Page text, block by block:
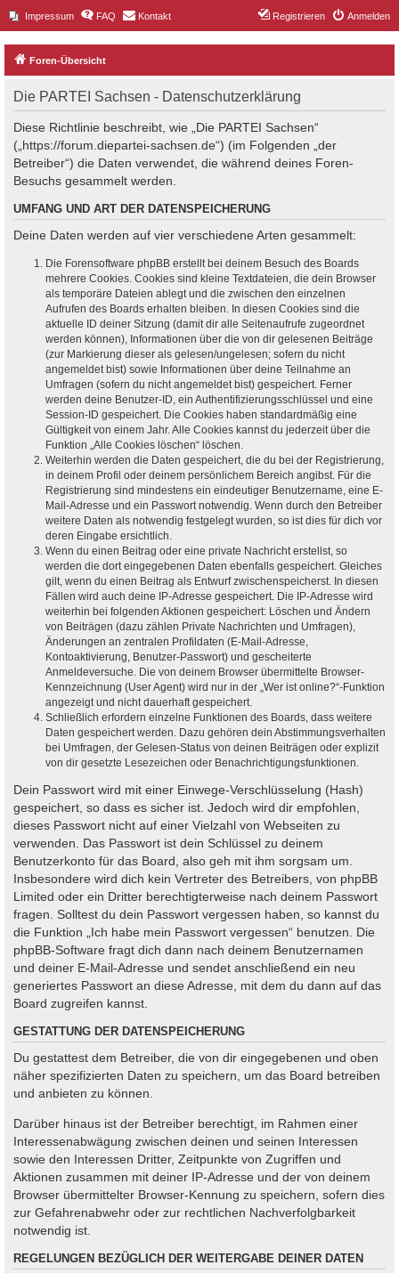
Impressum FAQ Kontakt Anmelden
Registrieren
Foren-Übersicht
Die PARTEI Sachsen - Datenschutzerklärung
Diese Richtlinie beschreibt, wie „Die PARTEI Sachsen“
(„https://forum.diepartei-sachsen.de“) (im Folgenden „der
Betreiber“) die Daten verwendet, die während deines Foren-
Besuchs gesammelt werden.
UMFANG UND ART DER DATENSPEICHERUNG
Deine Daten werden auf vier verschiedene Arten gesammelt:
Die Forensoftware phpBB erstellt bei deinem Besuch des Boards
mehrere Cookies. Cookies sind kleine Textdateien, die dein Browser
als temporäre Dateien ablegt und die zwischen den einzelnen
Aufrufen des Boards erhalten bleiben. In diesen Cookies sind die
aktuelle ID deiner Sitzung (damit dir alle Seitenaufrufe zugeordnet
werden können), Informationen über die von dir gelesenen Beiträge
(zur Markierung dieser als gelesen/ungelesen; sofern du nicht
angemeldet bist) sowie Informationen über deine Teilnahme an
Umfragen (sofern du nicht angemeldet bist) gespeichert. Ferner
werden deine Benutzer-ID, ein Authentifizierungsschlüssel und eine
Session-ID gespeichert. Die Cookies haben standardmäßig eine
Gültigkeit von einem Jahr. Alle Cookies kannst du jederzeit über die
Funktion „Alle Cookies löschen“ löschen.
Weiterhin werden die Daten gespeichert, die du bei der Registrierung,
in deinem Profil oder deinem persönlichem Bereich angibst. Für die
Registrierung sind mindestens ein eindeutiger Benutzername, eine E-
Mail-Adresse und ein Passwort notwendig. Wenn durch den Betreiber
weitere Daten als notwendig festgelegt wurden, so ist dies für dich vor
deren Eingabe ersichtlich.
Wenn du einen Beitrag oder eine private Nachricht erstellst, so
werden die dort eingegebenen Daten ebenfalls gespeichert. Gleiches
gilt, wenn du einen Beitrag als Entwurf zwischenspeicherst. In diesen
Fällen wird auch deine IP-Adresse gespeichert. Die IP-Adresse wird
weiterhin bei folgenden Aktionen gespeichert: Löschen und Ändern
von Beiträgen (dazu zählen Private Nachrichten und Umfragen),
Änderungen an zentralen Profildaten (E-Mail-Adresse,
Kontoaktivierung, Benutzer-Passwort) und gescheiterte
Anmeldeversuche. Die von deinem Browser übermittelte Browser-
Kennzeichnung (User Agent) wird nur in der „Wer ist online?“-Funktion
angezeigt und nicht dauerhaft gespeichert.
Schließlich erfordern einzelne Funktionen des Boards, dass weitere
Daten gespeichert werden. Dazu gehören dein Abstimmungsverhalten
bei Umfragen, der Gelesen-Status von deinen Beiträgen oder explizit
von dir gesetzte Lesezeichen oder Benachrichtigungsfunktionen.
Dein Passwort wird mit einer Einwege-Verschlüsselung (Hash)
gespeichert, so dass es sicher ist. Jedoch wird dir empfohlen,
dieses Passwort nicht auf einer Vielzahl von Webseiten zu
verwenden. Das Passwort ist dein Schlüssel zu deinem
Benutzerkonto für das Board, also geh mit ihm sorgsam um.
Insbesondere wird dich kein Vertreter des Betreibers, von phpBB
Limited oder ein Dritter berechtigterweise nach deinem Passwort
fragen. Solltest du dein Passwort vergessen haben, so kannst du
die Funktion „Ich habe mein Passwort vergessen“ benutzen. Die
phpBB-Software fragt dich dann nach deinem Benutzernamen
und deiner E-Mail-Adresse und sendet anschließend ein neu
generiertes Passwort an diese Adresse, mit dem du dann auf das
Board zugreifen kannst.
GESTATTUNG DER DATENSPEICHERUNG
Du gestattest dem Betreiber, die von dir eingegebenen und oben
näher spezifizierten Daten zu speichern, um das Board betreiben
und anbieten zu können.
Darüber hinaus ist der Betreiber berechtigt, im Rahmen einer
Interessenabwägung zwischen deinen und seinen Interessen
sowie den Interessen Dritter, Zeitpunkte von Zugriffen und
Aktionen zusammen mit deiner IP-Adresse und der von deinem
Browser übermittelter Browser-Kennung zu speichern, sofern dies
zur Gefahrenabwehr oder zur rechtlichen Nachverfolgbarkeit
notwendig ist.
REGELUNGEN BEZÜGLICH DER WEITERGABE DEINER DATEN